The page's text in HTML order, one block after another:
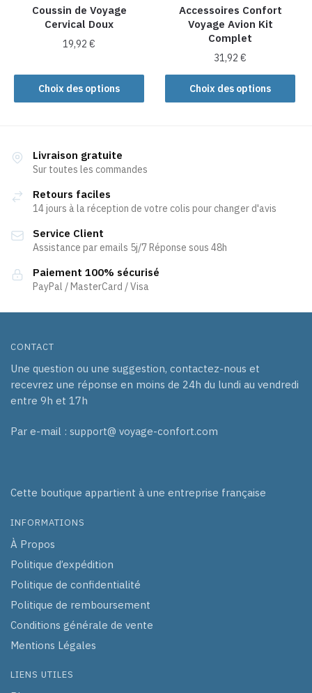
la
page
du
Coussin de Voyage
Cervical Doux
19,92€
Choix des options
produit
a
Les
options
peuvent
être
sur
la
page
du
Accessoires Confort
Voyage Avion Kit
Complet
31,92€
Choix des options
Ce
produit
peuvent
être
Livraison gratuite
Sur toutes les commandes
Retours faciles
14 jours à la réception de votre colis pour changer d'avis
Service Client
Assistance par emails 5j/7 Réponse sous 48h
Paiement 100% sécurisé
PayPal / MasterCard / Visa
CONTACT
Une question ou une suggestion, contactez-nous et
recevrez une réponse en moins de 24h du lundi au vendredi
entre 9h et 17h
Par e-mail : support@ voyage-confort.com
Cette boutique appartient à une entreprise française
INFORMATIONS
À Propos
Politique d’expédition
Politique de confidentialité
Politique de remboursement
Conditions générale de vente
Mentions Légales
LIENS UTILES